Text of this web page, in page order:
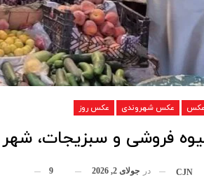
عکس عکس شهروندی عکس روز
میوه فروشی و سبزیجات،
CJN در جولای 2, 2026 9